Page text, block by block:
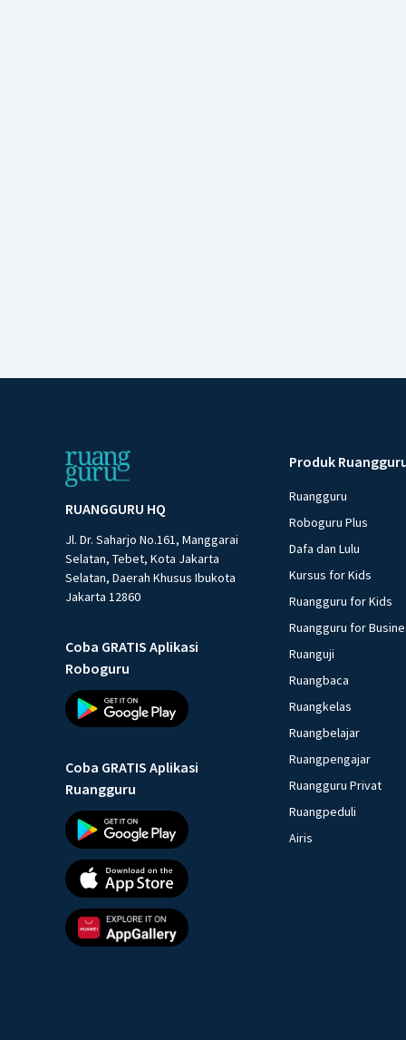
RUANGGURU HQ
Jl. Dr. Saharjo No.161, Manggarai
Selatan, Tebet, Kota Jakarta
Selatan, Daerah Khusus Ibukota
Jakarta 12860
Coba GRATIS Aplikasi
Roboguru
Coba GRATIS Aplikasi
Ruangguru
Produk
Ruangguru
Roboguru Plus
Dafa dan Lulu
Kursus for Kids
Ruangguru for Kids
Ruangguru for
Ruanguji
Ruangbaca
Ruangkelas
Ruangbelajar
Ruangpengajar
Ruangguru Privat
Ruangpeduli
Airis